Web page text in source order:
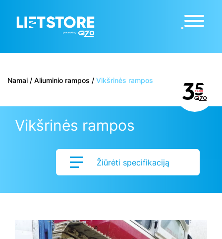
Namai / Aliuminio rampos / Vikšrinės rampos
Vikšrinės rampos
Žiūrėti specifikaciją